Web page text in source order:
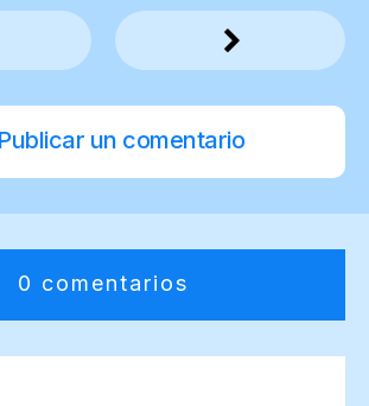
Publicar un comentario
0 comentarios